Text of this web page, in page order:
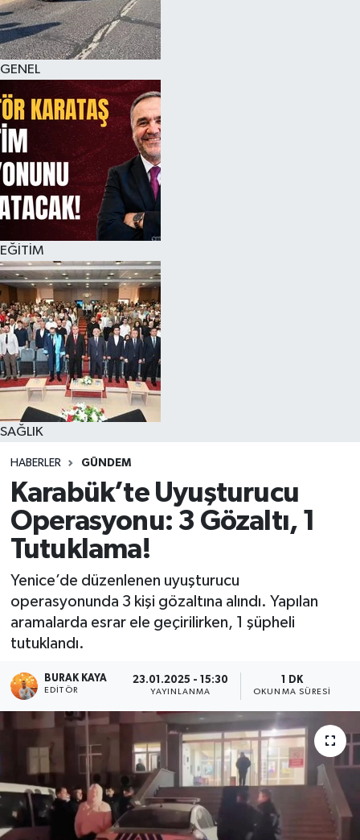
GENEL
EĞİTİM
SAĞLIK
HABERLER GÜNDEM
Karabük’te Uyuşturucu
Operasyonu: 3 Gözaltı, 1
Tutuklama!
Yenice’de düzenlenen uyuşturucu
operasyonunda 3 kişi gözaltına alındı. Yapılan
aramalarda esrar ele geçirilirken, 1 şüpheli
tutuklandı.
BURAK KAYA
EDITÖR
23.01.2025 - 15:30
YAYINLANMA
1 DK
OKUNMA SÜRESI